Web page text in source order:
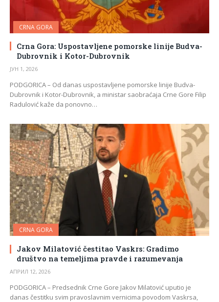
CRNA GORA
Crna Gora: Uspostavljene pomorske linije Budva-
Dubrovnik i Kotor-Dubrovnik
ЈУН 1, 2026
PODGORICA – Od danas uspostavljene pomorske linije Budva-
Dubrovnik i Kotor-Dubrovnik, a ministar saobraćaja Crne Gore Filip
Radulović kaže da ponovno…
CRNA GORA
Jakov Milatović čestitao Vaskrs: Gradimo
društvo na temeljima pravde i razumevanja
АПРИЛ 12, 2026
PODGORICA – Predsednik Crne Gore Jakov Milatović uputio je
danas čestitku svim pravoslavnim vernicima povodom Vaskrsa,